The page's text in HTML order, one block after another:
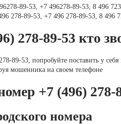
89-53, +7 496278-89-53, 8 496
278-89-53, +7 496 278-89-53, 8
278-89-53 кто
89-53, попробуйте поставить у
мошенника на своем телефоне
+7 (496) 278-
номера